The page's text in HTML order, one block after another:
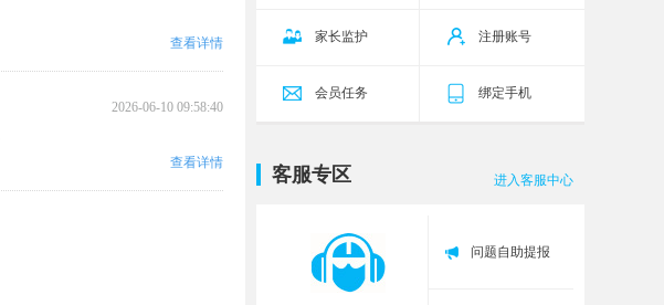
查看详情
2026-06-10 09:58:40
查看详情
家长监护 注册账号
会员任务 绑定手机
进入客服中心
客服专区
问题自助提报